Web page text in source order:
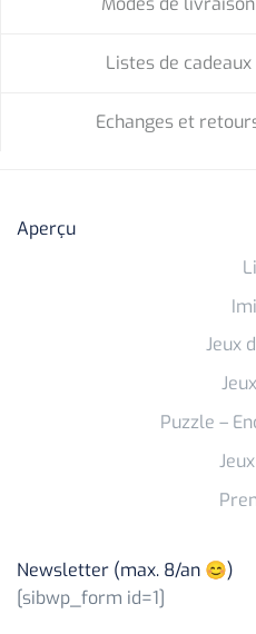
Listes de cadeaux
Echanges et
Aperçu
Jeux
Puzzle –
Newsletter (max. 8/an 😊)
[sibwp_form id=1]